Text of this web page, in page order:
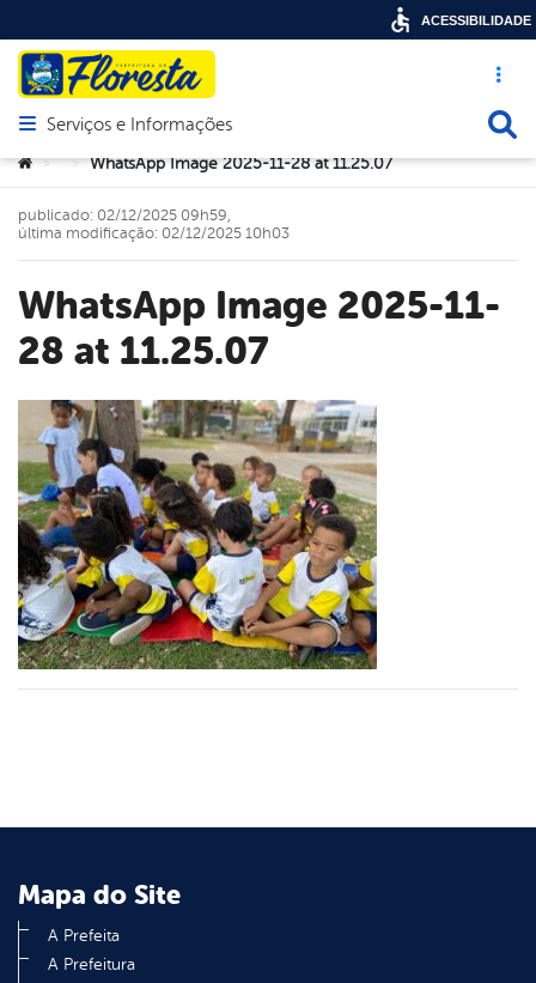
Acesso
Abrir menu principal de navegação
Serviços e Informações
Você está aqui:
> > WhatsApp Image 2025-11-28 at 11.25.07
WhatsApp Image 2025-11-
28 at 11.25.07
publicado: 02/12/2025 09h59,
última modificação: 02/12/2025 10h03
Mapa do Site
A Prefeita
A Prefeitura
ACESSIBILIDADE